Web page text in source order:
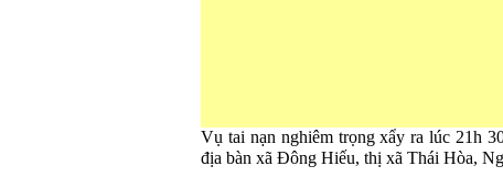
Vụ tai nạn nghiêm trọng xẩy ra lúc 21h
địa bàn xã Đông Hiếu, thị xã Thái Hòa,